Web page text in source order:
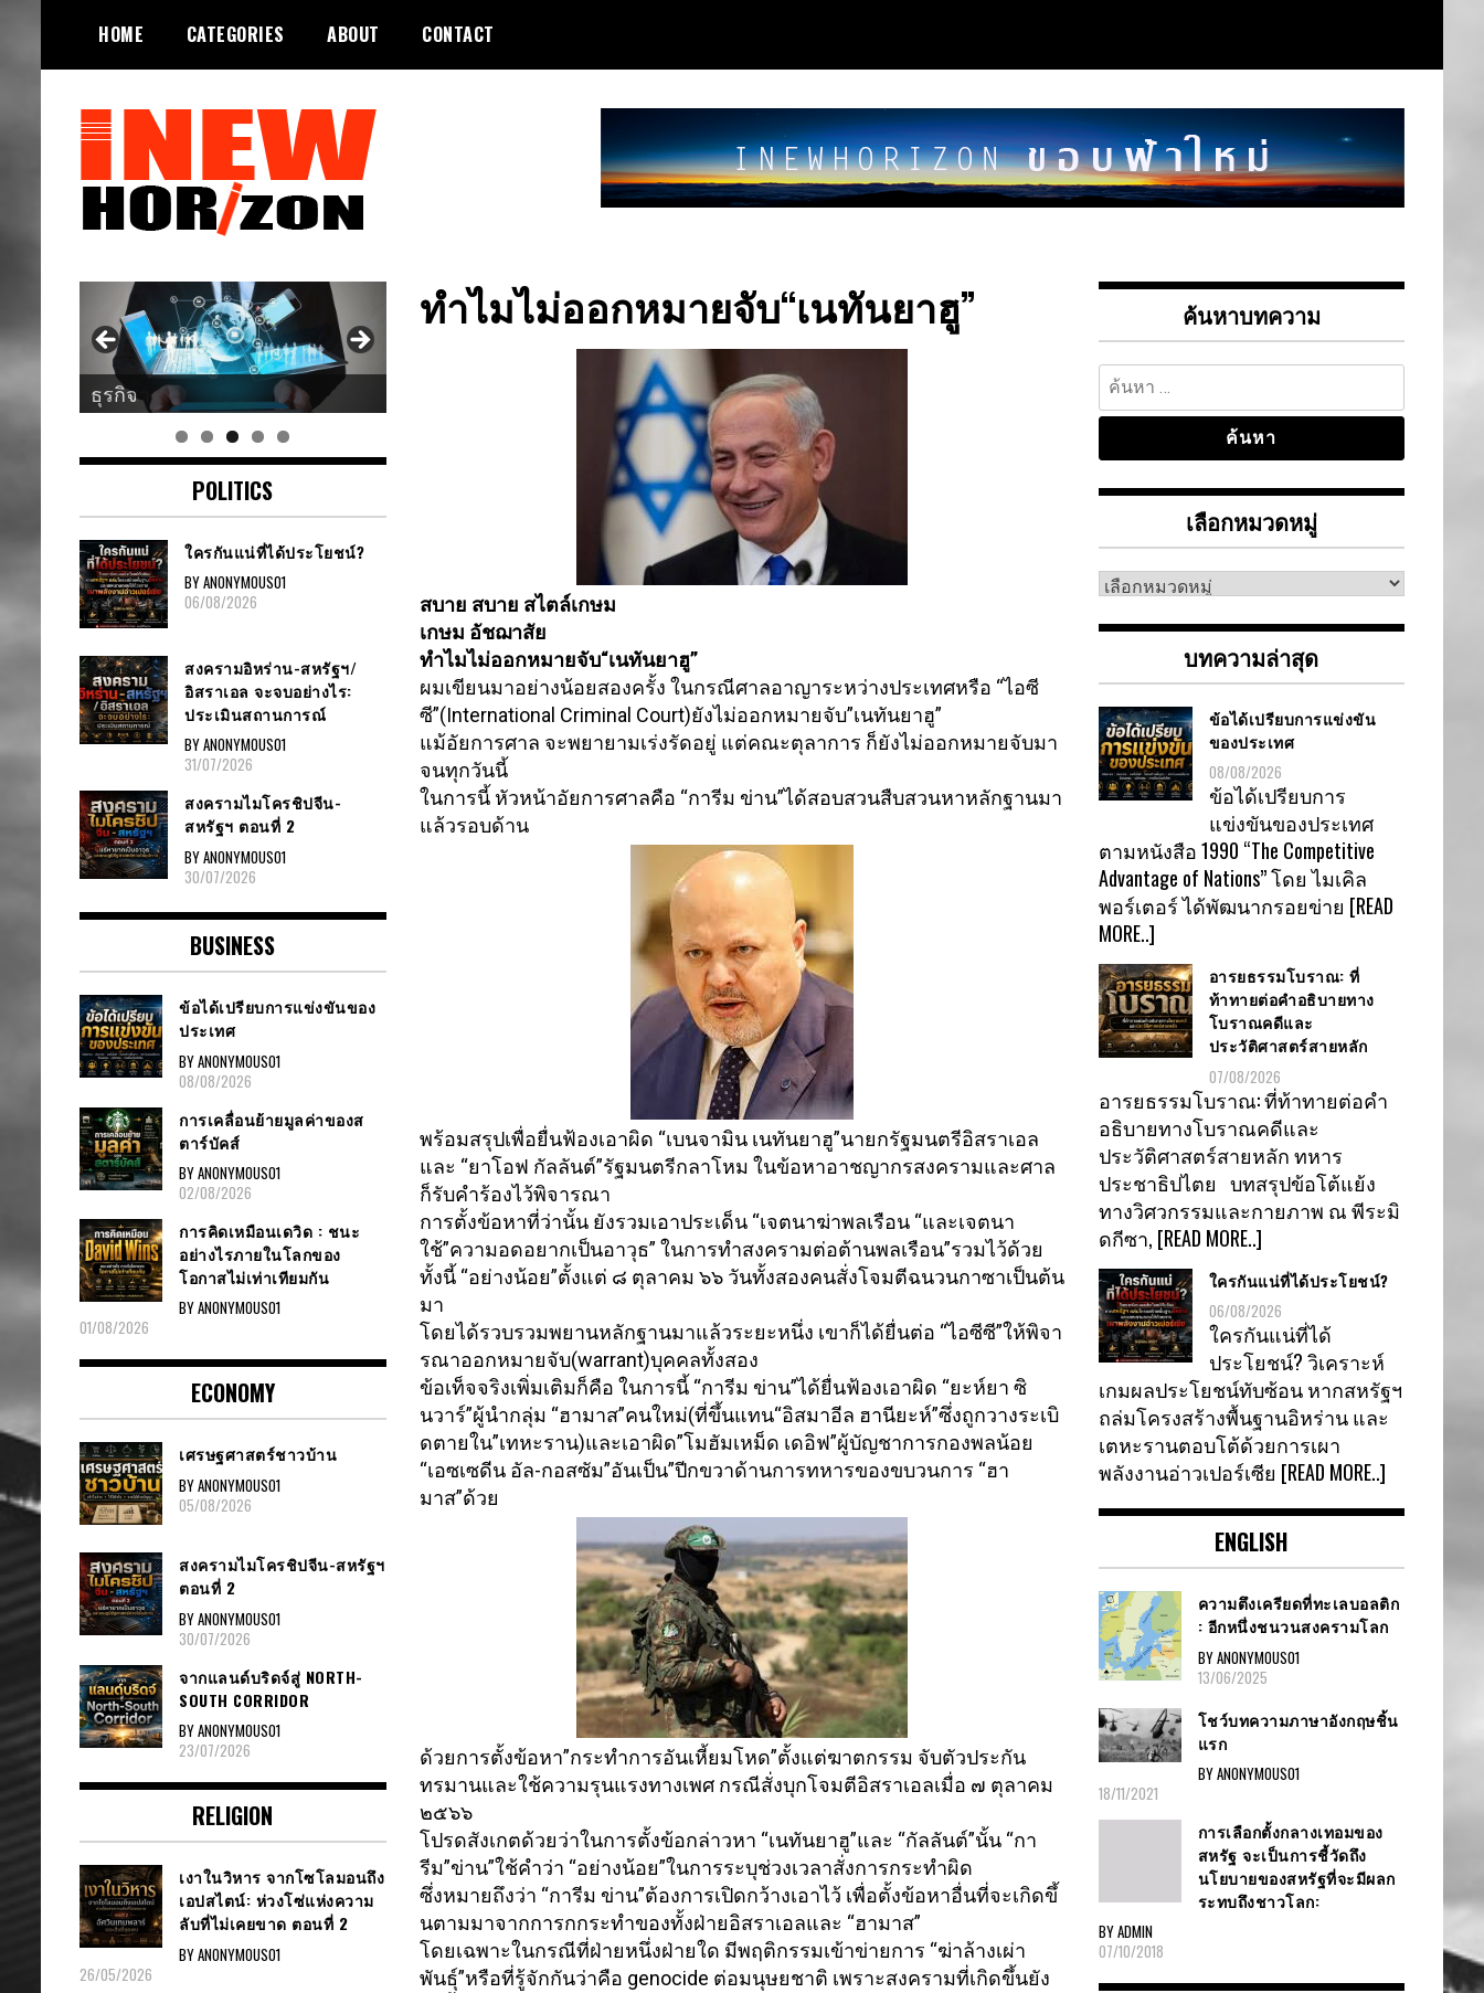
content
HOME CATEGORIES ABOUT CONTACT
INEWHORIZON
ทำไมไม่ออกหมายจับ“เนทันยาฮู”
สบาย สบาย สไตล์เกษม
เกษม อัชฌาสัย
ทำไมไม่ออกหมายจับ“เนทันยาฮู”
ผมเขียนมาอย่างน้อยสองครั้ง ในกรณีศาลอาญาระหว่างประเทศหรือ “ไอซี
ซี”(International Criminal Court)ยังไม่ออกหมายจับ”เนทันยาฮู”
แม้อัยการศาล จะพยายามเร่งรัดอยู่ แต่คณะตุลาการ ก็ยังไม่ออกหมายจับมา
จนทุกวันนี้
ในการนี้ หัวหน้าอัยการศาลคือ “การีม ข่าน”ได้สอบสวนสืบสวนหาหลักฐานมา
แล้วรอบด้าน
พร้อมสรุปเพื่อยื่นฟ้องเอาผิด “เบนจามิน เนทันยาฮู”นายกรัฐมนตรีอิสราเอล
และ “ยาโอฟ กัลลันต์”รัฐมนตรีกลาโหม ในข้อหาอาชญากรสงครามและศาล
ก็รับคำร้องไว้พิจารณา
การตั้งข้อหาที่ว่านั้น ยังรวมเอาประเด็น “เจตนาฆ่าพลเรือน “และเจตนา
ใช้”ความอดอยากเป็นอาวุธ” ในการทำสงครามต่อต้านพลเรือน”รวมไว้ด้วย
ทั้งนี้ “อย่างน้อย”ตั้งแต่ ๘ ตุลาคม ๖๖ วันทั้งสองคนสั่งโจมตีฉนวนกาซาเป็นต้น
มา
โดยได้รวบรวมพยานหลักฐานมาแล้วระยะหนึ่ง เขาก็ได้ยื่นต่อ “ไอซีซี”ให้พิจา
รณาออกหมายจับ(warrant)บุคคลทั้งสอง
ข้อเท็จจริงเพิ่มเติมก็คือ ในการนี้ “การีม ข่าน”ได้ยื่นฟ้องเอาผิด “ยะห์ยา ซิ
นวาร์”ผู้นำกลุ่ม “ฮามาส”คนใหม่(ที่ขึ้นแทน“อิสมาอีล ฮานียะห์”ซึ่งถูกวางระเบิ
ดตายใน”เทหะราน)และเอาผิด”โมฮัมเหม็ด เดอิฟ”ผู้บัญชาการกองพลน้อย
“เอซเซดีน อัล-กอสซัม”อันเป็น”ปีกขวาด้านการทหารของขบวนการ “ฮา
มาส”ด้วย
ด้วยการตั้งข้อหา”กระทำการอันเหี้ยมโหด”ตั้งแต่ฆาตกรรม จับตัวประกัน
ทรมานและใช้ความรุนแรงทางเพศ กรณีสั่งบุกโจมตีอิสราเอลเมื่อ ๗ ตุลาคม
๒๕๖๖
โปรดสังเกตด้วยว่าในการตั้งข้อกล่าวหา “เนทันยาฮู”และ “กัลลันต์”นั้น “กา
รีม”ข่าน”ใช้คำว่า “อย่างน้อย”ในการระบุช่วงเวลาสั่งการกระทำผิด
ซึ่งหมายถึงว่า “การีม ข่าน”ต้องการเปิดกว้างเอาไว้ เพื่อตั้งข้อหาอื่นที่จะเกิดขึ้
นตามมาจากการกกระทำของทั้งฝ่ายอิสราเอลและ “ฮามาส”
โดยเฉพาะในกรณีที่ฝ่ายหนึ่งฝ่ายใด มีพฤติกรรมเข้าข่ายการ “ฆ่าล้างเผ่า
พันธุ์”หรือที่รู้จักกันว่าคือ genocide ต่อมนุษยชาติ เพราะสงครามที่เกิดขึ้นยัง
ศาสนา
POLITICS
ใครกันแน่ที่ได้ประโยชน์?
BY ANONYMOUS01
06/08/2026
สงครามอิหร่าน-สหรัฐฯ/
อิสราเอล จะจบอย่างไร:
ประเมินสถานการณ์
BY ANONYMOUS01
31/07/2026
สงครามไมโครชิปจีน-
สหรัฐฯ ตอนที่ 2
BY ANONYMOUS01
30/07/2026
BUSINESS
ข้อได้เปรียบการแข่งขันของ
ประเทศ
BY ANONYMOUS01
08/08/2026
การเคลื่อนย้ายมูลค่าของส
ตาร์บัคส์
BY ANONYMOUS01
02/08/2026
การคิดเหมือนเดวิด : ชนะ
อย่างไรภายในโลกของ
โอกาสไม่เท่าเทียมกัน
BY ANONYMOUS01
01/08/2026
ECONOMY
เศรษฐศาสตร์ชาวบ้าน
BY ANONYMOUS01
05/08/2026
สงครามไมโครชิปจีน-สหรัฐฯ
ตอนที่ 2
BY ANONYMOUS01
30/07/2026
จากแลนด์บริดจ์สู่ NORTH-
SOUTH CORRIDOR
BY ANONYMOUS01
23/07/2026
RELIGION
เงาในวิหาร จากโซโลมอนถึง
เอปสไตน์: ห่วงโซ่แห่งความ
ลับที่ไม่เคยขาด ตอนที่ 2
BY ANONYMOUS01
26/05/2026
ค้นหาบทความ
ค้นหา
สำหรับ:
เลือกหมวดหมู่
เลือก
หมู่
บทความล่าสุด
ข้อได้เปรียบการแข่งขัน
ของประเทศ
08/08/2026
ข้อได้เปรียบการ
แข่งขันของประเทศ
ตามหนังสือ 1990 “The Competitive
Advantage of Nations” โดย ไมเคิล
พอร์เตอร์ ได้พัฒนากรอยข่าย [READ
MORE..]
อารยธรรมโบราณ: ที่
ท้าทายต่อคำอธิบายทาง
โบราณคดีและ
ประวัติศาสตร์สายหลัก
07/08/2026
อารยธรรมโบราณ: ที่ท้าทายต่อคำ
อธิบายทางโบราณคดีและ
ประวัติศาสตร์สายหลัก ทหาร
ประชาธิปไตย บทสรุปข้อโต้แย้ง
ทางวิศวกรรมและกายภาพ ณ พีระมิ
ดกีซา, [READ MORE..]
ใครกันแน่ที่ได้ประโยชน์?
06/08/2026
ใครกันแน่ที่ได้
ประโยชน์? วิเคราะห์
เกมผลประโยชน์ทับซ้อน หากสหรัฐฯ
ถล่มโครงสร้างพื้นฐานอิหร่าน และ
เตหะรานตอบโต้ด้วยการเผา
พลังงานอ่าวเปอร์เซีย [READ MORE..]
ENGLISH
ความตึงเครียดที่ทะเลบอลติก
: อีกหนึ่งชนวนสงครามโลก
BY ANONYMOUS01
13/06/2025
โชว์บทความภาษาอังกฤษชิ้น
แรก
BY ANONYMOUS01
18/11/2021
การเลือกตั้งกลางเทอมของ
สหรัฐ จะเป็นการชี้วัดถึง
นโยบายของสหรัฐที่จะมีผลก
ระทบถึงชาวโลก:
BY ADMIN
07/10/2018